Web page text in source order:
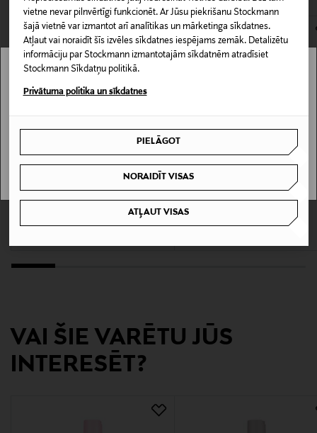
vietne nevar pilnvērtīgi funkcionēt. Ar Jūsu piekrišanu Stockmann
šajā vietnē var izmantot arī analītikas un mārketinga sīkdatnes.
Atļaut vai noraidīt šīs izvēles sīkdatnes iespējams zemāk. Detalizētu
informāciju par Stockmann izmantotajām sīkdatnēm atradīsiet
Stockmann Sīkdatņu politikā.
Privātuma politika un sīkdatnes
PIELĀGOT
NORAIDĪT VISAS
ATĻAUT VISAS
Iepakojuma izmērs
250 ml
Kategorija
Mitrinošs kondicionieris
VĀCIJA
kas tiek atdoti atpakaļ, ir jābūt to sākotnējā neatvērtajā
iepakojumā.
PREČU ATGRIEŠANAS POLITIKA
Frizz Control Conditioner kondicionieris,
Plumping kondicionieris 250 ml
Original Price
16,90 €
VAI ŠIE VARĒTU JŪS
INTERESĒT?
Stockmann nav pieejams tavā valstī.
I UNDERSTAND